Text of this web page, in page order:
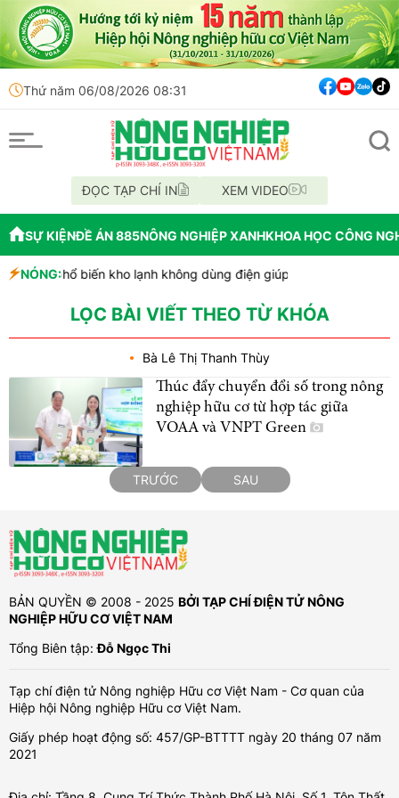
Thứ năm 06/08/2026 08:31
ĐỌC TẠP CHÍ IN XEM VIDEO
SỰ KIỆNĐỀ ÁN 885NÔNG NGHIỆP XANHKHOA HỌC CÔNG
NÓNG:
Ghana phổ biến kho lạnh không dùng điện giúp giảm thất thoát
Tp. Huế: Xã Quảng Điền ra mắt Tổ hợp tác nuôi trồng thủy sản
LỌC BÀI VIẾT THEO TỪ KHÓA
Bà Lê Thị Thanh Thùy
Thúc đẩy chuyển đổi số trong nông
nghiệp hữu cơ từ hợp tác giữa
VOAA và VNPT Green
TRƯỚC SAU
BẢN QUYỀN © 2008 - 2025 BỞI TẠP CHÍ ĐIỆN TỬ NÔNG
NGHIỆP HỮU CƠ VIỆT NAM
Tổng Biên tập:Đỗ Ngọc Thi
Tạp chí điện tử Nông nghiệp Hữu cơ Việt Nam - Cơ quan của
Hiệp hội Nông nghiệp Hữu cơ Việt Nam.
Giấy phép hoạt động số: 457/GP-BTTTT ngày 20 tháng 07 năm
2021